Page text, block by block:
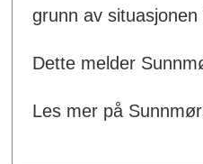
grunn av
Dette melder
Les mer på